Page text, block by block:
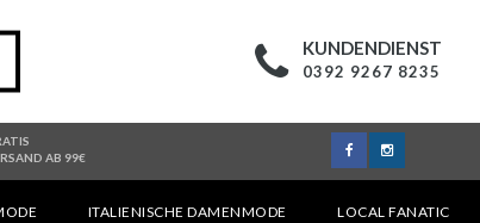
KUNDENDIENST
0392 9267 8235
AB 99€
ITALIENISCHE DAMENMODE LOCAL FANATIC